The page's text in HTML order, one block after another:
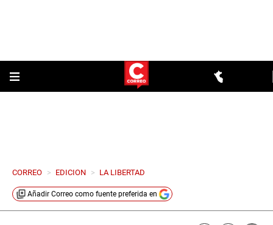
CORREO > EDICION > LA LIBERTAD
Añadir Correo como fuente preferida en